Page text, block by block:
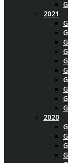
2021
2020